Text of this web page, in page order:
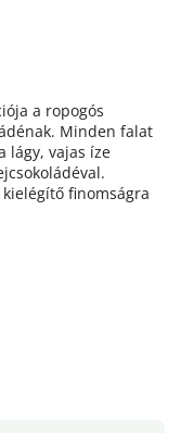
a ropogós
Minden falat
lágy, vajas íze
kielégítő finomságra